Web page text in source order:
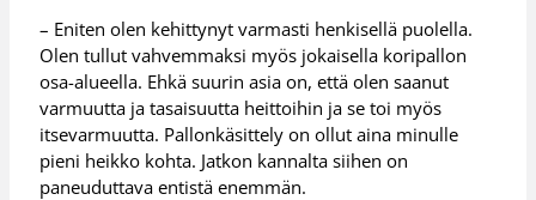
– Eniten olen kehittynyt varmasti henkisellä puolella.
Olen tullut vahvemmaksi myös jokaisella koripallon
osa-alueella. Ehkä suurin asia on, että olen saanut
varmuutta ja tasaisuutta heittoihin ja se toi myös
itsevarmuutta. Pallonkäsittely on ollut aina minulle
pieni heikko kohta. Jatkon kannalta siihen on
paneuduttava entistä enemmän.